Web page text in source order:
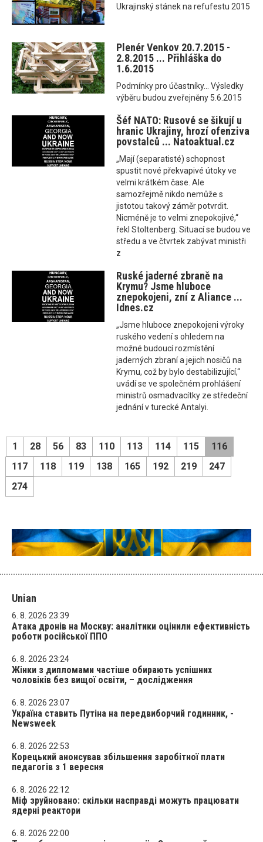
Ukrajinský stánek na refufestu 2015
Plenér Venkov 20.7.2015 -
2.8.2015 ... Přihláška do
1.6.2015
Podmínky pro účastníky... Výsledky
výběru budou zveřejněny 5.6.2015
Šéf NATO: Rusové se šikují u
hranic Ukrajiny, hrozí ofenziva
povstalců ... Natoaktual.cz
„Mají (separatisté) schopnost
spustit nové překvapivé útoky ve
velmi krátkém čase. Ale
samozřejmě nikdo nemůže s
jistotou takový záměr potvrdit.
Nicméně je to velmi znepokojivé,“
řekl Stoltenberg. Situací se budou ve
středu a ve čtvrtek zabývat ministři
z
Ruské jaderné zbraně na
Krymu? Jsme hluboce
znepokojeni, zní z Aliance ...
Idnes.cz
„Jsme hluboce znepokojeni výroky
ruského vedení s ohledem na
možné budoucí rozmístění
jaderných zbraní a jejich nosičů na
Krymu, což by bylo destabilizující,“
uvádí se ve společném prohlášení
ministrů osmadvacítky ze středeční
jednání v turecké Antalyi.
1 28 56 83 110 113 114 115
116
117
118 119 138 165 192 219
247
274
Unian
6. 8. 2026 23:39
Атака дронів на Москву: аналітики оцінили ефективність
роботи російської ППО
6. 8. 2026 23:24
Жінки з дипломами частіше обирають успішних
чоловіків без вищої освіти, – дослідження
6. 8. 2026 23:07
Україна ставить Путіна на передвиборчий годинник, -
Newsweek
6. 8. 2026 22:53
Корецький анонсував збільшення заробітної плати
педагогів з 1 вересня
6. 8. 2026 22:12
Міф зруйновано: скільки насправді можуть працювати
ядерні реактори
6. 8. 2026 22:00